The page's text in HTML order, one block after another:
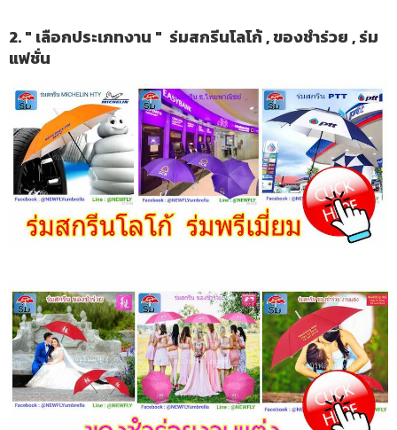
2. " เลือกประเภทงาน " ร่มสกรีนโลโก้ , ของชำร่วย , ร่ม
แฟชั่น